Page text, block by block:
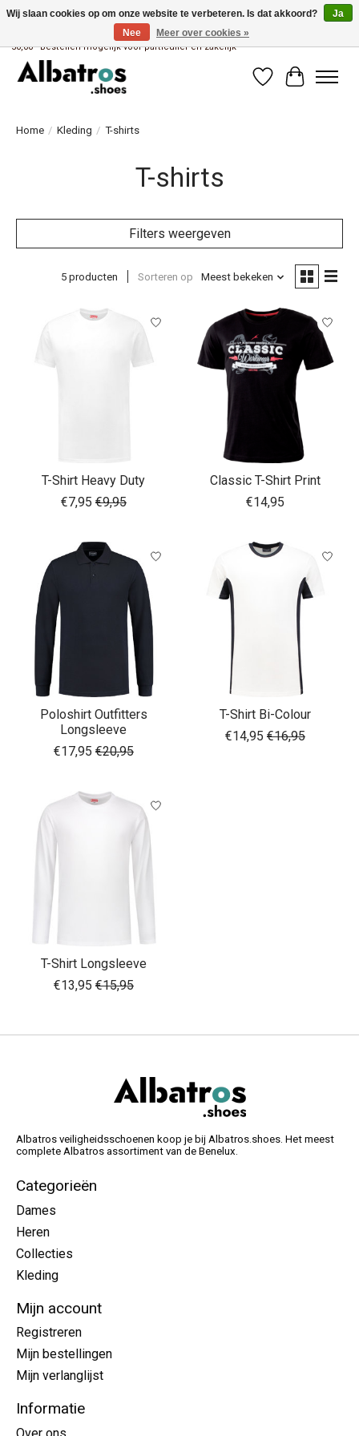
Albatros brandstore van Uniwork Beroepskleding - Gratis verzending vanaf €
50,00 - Bestellen mogelijk voor particulier en zakelijk
Verlanglijst
Home / Kleding / T-shirts
T-shirts
Filters weergeven
5 producten Sorteren op Meest bekeken
T-Shirt Heavy Duty
€7,95 €9,95
Classic T-Shirt Print
€14,95
Poloshirt Outfitters
Longsleeve
€17,95 €20,95
T-Shirt Bi-Colour
€14,95 €16,95
T-Shirt Longsleeve
€13,95 €15,95
Albatros veiligheidsschoenen koop je bij Albatros.shoes. Het meest
complete Albatros assortiment van de Benelux.
Categorieën
Dames
Heren
Collecties
Kleding
Mijn account
Registreren
Mijn bestellingen
Mijn verlanglijst
Informatie
Wij slaan cookies op om onze website te verbeteren. Is dat akkoord?
Ja
Nee
Meer over cookies »